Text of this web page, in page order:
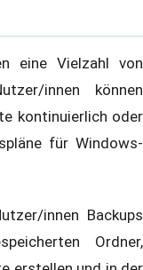
eine Vielzahl von
innen können
kontinuierlich oder
für Windows-
innen Backups
Ordner,